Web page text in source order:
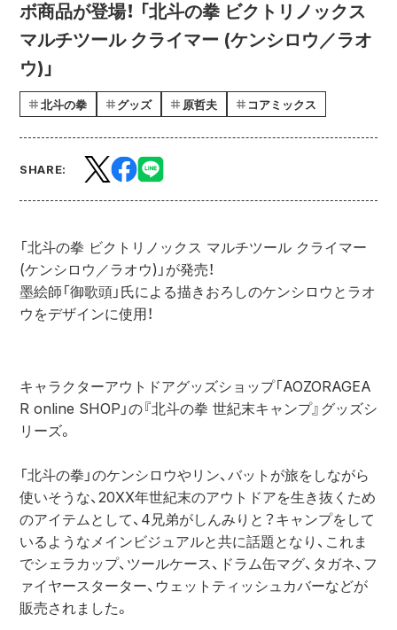
ボ商品が登場！ 「北斗の拳 ビクトリノックス
マルチツール クライマー (ケンシロウ／ラオ
ウ)」
北斗の拳 グッズ 原哲夫 コアミックス
SHARE:
「北斗の拳 ビクトリノックス マルチツール クライマー
(ケンシロウ／ラオウ)」が発売！
墨絵師「御歌頭」氏による描きおろしのケンシロウとラオ
ウをデザインに使用！
キャラクターアウトドアグッズショップ「AOZORAGEA
R online SHOP」の『北斗の拳 世紀末キャンプ』グッズシ
リーズ。
「北斗の拳」のケンシロウやリン、バットが旅をしながら
使いそうな、20XX年世紀末のアウトドアを生き抜くため
のアイテムとして、4兄弟がしんみりと？キャンプをして
いるようなメインビジュアルと共に話題となり、これま
でシェラカップ、ツールケース、ドラム缶マグ、タガネ、フ
ァイヤースターター、ウェットティッシュカバーなどが
販売されました。